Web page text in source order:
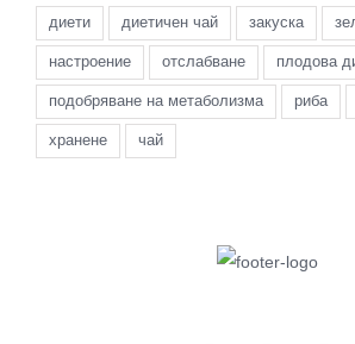
диети диетичен чай закуска
настроение отслабване плодова
подобряване на метаболизма риба
хранене чай